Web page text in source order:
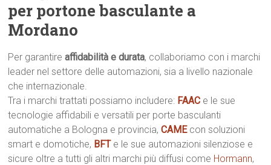
per portone basculante a
Mordano
Per garantireaffidabilità e durata, collaboriamo con i marchi
leader nel settore delle automazioni, sia a livello nazionale
che internazionale.
Tra i marchi trattati possiamo includere: FAAC e le sue
tecnologie affidabili e versatili per porte basculanti
automatiche a Bologna e provincia,CAME con soluzioni
smart e domotiche, BFT e le sue automazioni silenziose e
sicure oltre a tutti gli altri marchi più diffusi come Hormann,